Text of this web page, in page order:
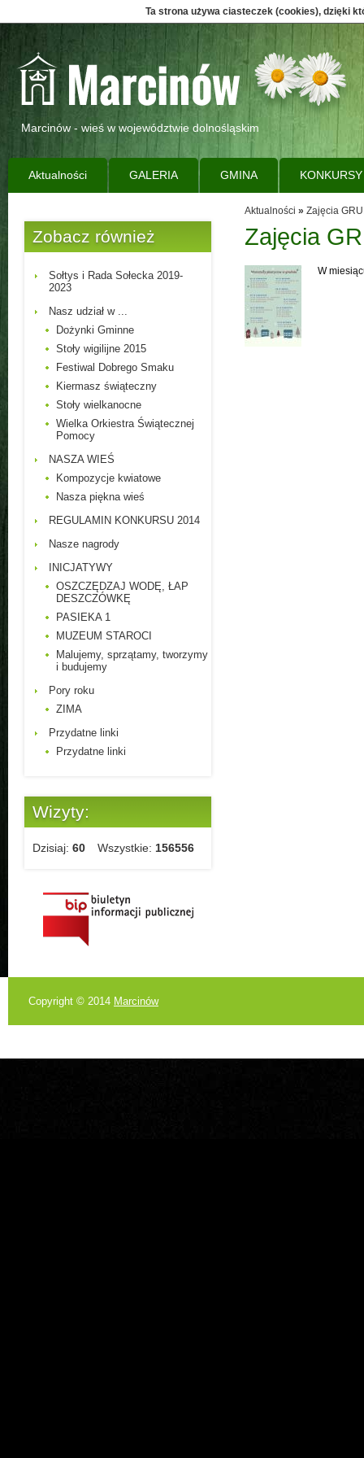
Ta strona używa ciasteczek (cookies), dzięki
Marcinów - wieś w województwie dolnośląskim
Aktualności GALERIA GMINA KONKURSY
Zobacz również
Sołtys i Rada Sołecka 2019-
2023
Nasz udział w ...
Dożynki Gminne
Stoły wigilijne 2015
Festiwal Dobrego Smaku
Kiermasz świąteczny
Stoły wielkanocne
Wielka Orkiestra Świątecznej
Pomocy
NASZA WIEŚ
Kompozycje kwiatowe
Nasza piękna wieś
REGULAMIN KONKURSU 2014
Nasze nagrody
INICJATYWY
OSZCZĘDZAJ WODĘ, ŁAP
DESZCZÓWKĘ
PASIEKA 1
MUZEUM STAROCI
Malujemy, sprzątamy, tworzymy
i budujemy
Pory roku
ZIMA
Przydatne linki
Przydatne linki
Wizyty:
Dzisiaj: 60 Wszystkie: 156556
Zajęcia
Aktualności » Zajęcia
W
Copyright © 2014 Marcinów